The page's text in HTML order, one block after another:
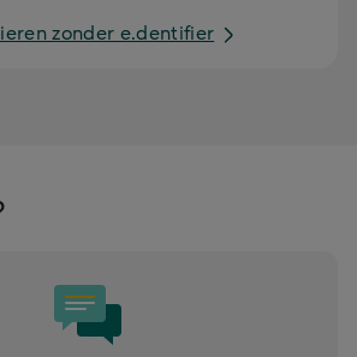
zonder e.dentifier